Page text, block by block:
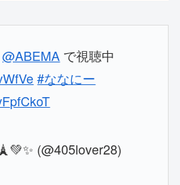
@ABEMA で視聴中
#ななにー
(@405lover28)